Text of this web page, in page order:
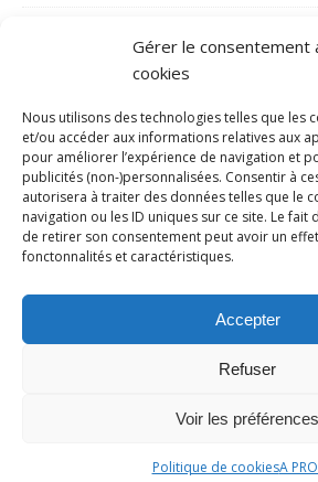
Gérer le consentement
cookies
Nous utilisons des technologies telles que les
et/ou accéder aux informations relatives aux
pour améliorer l’expérience de navigation et
publicités (non-)personnalisées. Consentir à
autorisera à traiter des données telles que le
navigation ou les ID uniques sur ce site. Le fait
de retirer son consentement peut avoir un
fonctonnalités et caractéristiques.
Accepter
Refuser
Voir les préférences
Politique de cookiesA
volley_ball
water-polo
MÉTA
Flux des commentaires
Copyright © 2026 | Thème